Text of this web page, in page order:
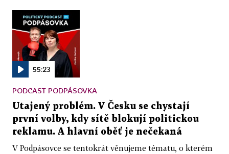
55:23
PODCAST PODPÁSOVKA
Utajený problém. V Česku se chystají
první volby, kdy sítě blokují politickou
reklamu. A hlavní oběť je nečekaná
V Podpásovce se tentokrát věnujeme tématu, o kterém